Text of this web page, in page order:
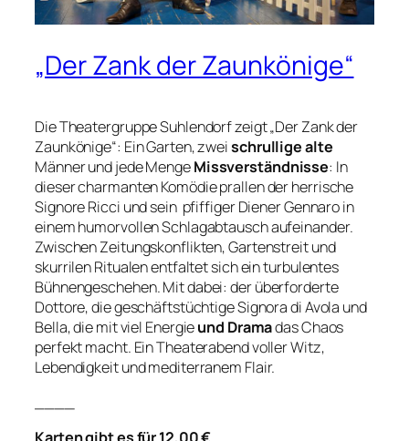
„Der Zank der Zaunkönige“
Die Theatergruppe Suhlendorf zeigt „Der Zank der
Zaunkönige“: Ein Garten, zweischrullige alte
Männer und jede MengeMissverständnisse: In
dieser charmanten Komödie prallen der herrische
Signore Ricci und sein pfiffiger Diener Gennaro in
einem humorvollen Schlagabtausch aufeinander.
Zwischen Zeitungskonflikten, Gartenstreit und
skurrilen Ritualen entfaltet sich ein turbulentes
Bühnengeschehen. Mit dabei: der überforderte
Dottore, die geschäftstüchtige Signora di Avola und
Bella, die mit viel Energieund Dramadas Chaos
perfekt macht. Ein Theaterabend voller Witz,
Lebendigkeit und mediterranem Flair.